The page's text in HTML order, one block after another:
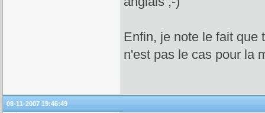
Enfin, je note le fait que
n'est pas le cas pour la
08-11-2007 19:46:49